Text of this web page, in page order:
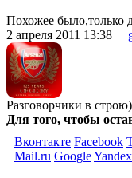
Похожее было,только
2 апреля 2011 13:38
Разговорчики в строю)
Для того, чтобы
Вконтакте Facebook
Mail.ru GoogleYandex